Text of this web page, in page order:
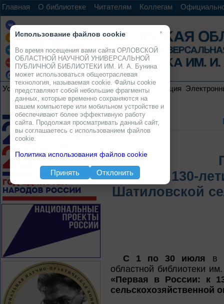
Главная О библиотеке Читателям Коллегам
Услуги Ресурсы Проекты Электронная коллекция
к 130-
Шатиловской
С 1 по 30 июля
в
областной библиотеки
«Первая в России: к
сельскохозяйственной
×
Использование файлов cookie
Во время посещения вами сайта ОРЛОВСКОЙ
ОБЛАСТНОЙ НАУЧНОЙ УНИВЕРСАЛЬНОЙ
ПУБЛИЧНОЙ БИБЛИОТЕКИ ИМ. И. А. Бунина
может использоваться общеотраслевая
технология, называемая cookie. Файлы cookie
представляют собой небольшие фрагменты
данных, которые временно сохраняются на
вашем компьютере или мобильном устройстве и
обеспечивают более эффективную работу
сайта. Продолжая просматривать данный сайт,
вы соглашаетесь с использованием файлов
cookie.
Политика использования файлов cookie
Принять Отклонить